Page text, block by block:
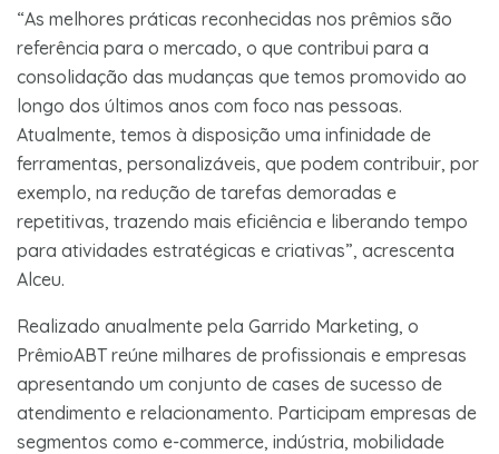
“As melhores práticas reconhecidas nos prêmios são
referência para o mercado, o que contribui para a
consolidação das mudanças que temos promovido ao
longo dos últimos anos com foco nas pessoas.
Atualmente, temos à disposição uma infinidade de
ferramentas, personalizáveis, que podem contribuir, por
exemplo, na redução de tarefas demoradas e
repetitivas, trazendo mais eficiência e liberando tempo
para atividades estratégicas e criativas”, acrescenta
Alceu.
Realizado anualmente pela Garrido Marketing, o
PrêmioABT reúne milhares de profissionais e empresas
apresentando um conjunto de cases de sucesso de
atendimento e relacionamento. Participam empresas de
segmentos como e-commerce, indústria, mobilidade